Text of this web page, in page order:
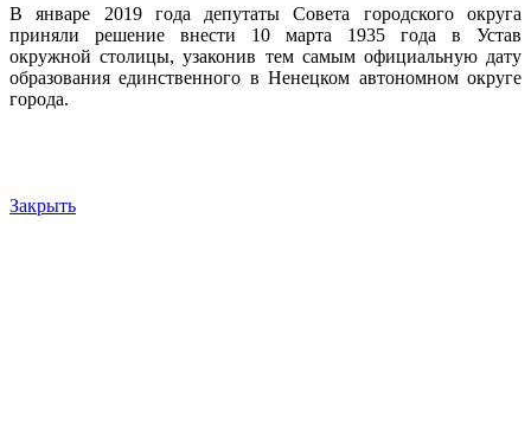
В январе 2019 года депутаты Совета городского округа
приняли решение внести 10 марта 1935 года в Устав
окружной столицы, узаконив тем самым официальную дату
образования единственного в Ненецком автономном округе
города.
Закрыть